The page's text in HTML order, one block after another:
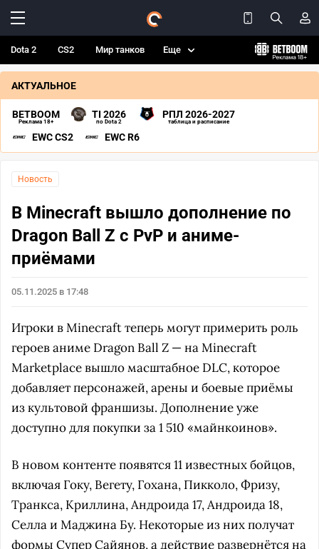
Dota 2 CS2 Мир танков Еще
АКТУАЛЬНОЕ
BETBOOM
Реклама 18+
TI 2026
по Dota 2
РПЛ 2026-2027
таблица и расписание
EWC CS2 EWC R6
Новость
В Minecraft вышло дополнение по
Dragon Ball Z с PvP и аниме-
приёмами
05.11.2025 в 17:48
Игроки в Minecraft теперь могут примерить роль
героев аниме Dragon Ball Z — на Minecraft
Marketplace вышло масштабное DLC, которое
добавляет персонажей, арены и боевые приёмы
из культовой франшизы. Дополнение уже
доступно для покупки за 1 510 «майнкоинов».
В новом контенте появятся 11 известных бойцов,
включая Гоку, Вегету, Гохана, Пикколо, Фризу,
Транкса, Криллина, Андроида 17, Андроида 18,
Селла и Маджина Бу. Некоторые из них получат
формы Супер Сайянов, а действие развернётся на